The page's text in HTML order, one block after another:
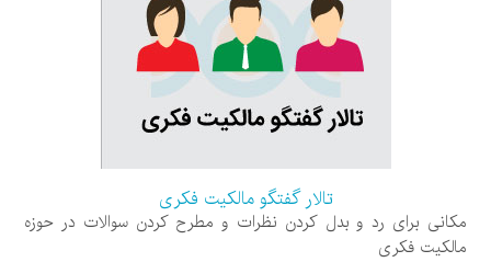
تالار گفتگو مالکیت فکری
مکانی برای رد و بدل کردن نظرات و مطرح کردن سوالات در حوزه
مالکیت فکری